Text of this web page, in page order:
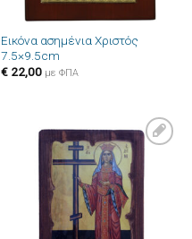
Εικόνα ασημένια Χριστός
7.5×9.5cm
€22,00 με ΦΠΑ
Πρόσθήκη
στην λίστα
επιθυμιών